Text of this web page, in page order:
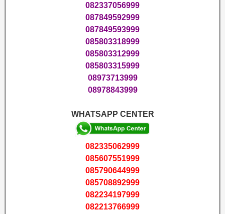
082337056999
087849592999
087849593999
085803318999
085803312999
085803315999
08973713999
08978843999
WHATSAPP CENTER
082335062999
085607551999
085790644999
085708892999
082234197999
082213766999